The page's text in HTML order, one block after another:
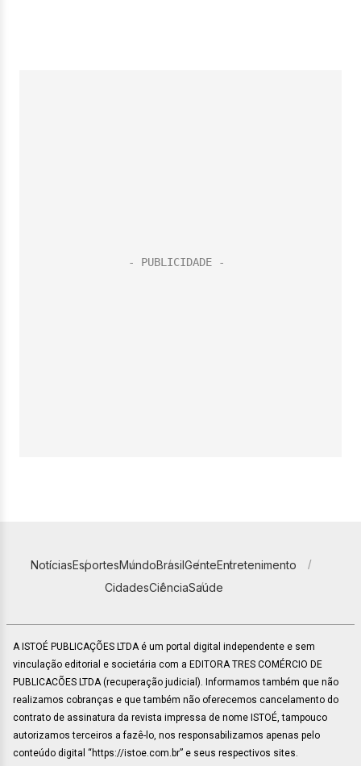
NotíciasEsportesMundoBrasilGenteEntretenimento
CidadesCiênciaSaúde
A ISTOÉ PUBLICAÇÕES LTDA é um portal digital independente e sem
vinculação editorial e societária com a EDITORA TRES COMÉRCIO DE
PUBLICACÕES LTDA (recuperação judicial). Informamos também que não
realizamos cobranças e que também não oferecemos cancelamento do
contrato de assinatura da revista impressa de nome ISTOÉ, tampouco
autorizamos terceiros a fazê-lo, nos responsabilizamos apenas pelo
conteúdo digital “https://istoe.com.br” e seus respectivos sites.